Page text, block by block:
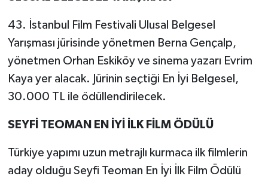
43. İstanbul Film Festivali Ulusal Belgesel
Yarışması jürisinde yönetmen Berna Gençalp,
yönetmen Orhan Eskiköy ve sinema yazarı Evrim
Kaya yer alacak. Jürinin seçtiği En İyi Belgesel,
30.000 TL ile ödüllendirilecek.
SEYFİ TEOMAN EN İYİ İLK FİLM ÖDÜLÜ
Türkiye yapımı uzun metrajlı kurmaca ilk filmlerin
aday olduğu Seyfi Teoman En İyi İlk Film Ödülü